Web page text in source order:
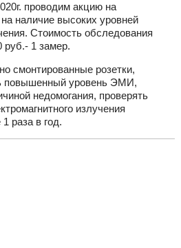
проводим акцию на
наличие высоких уровней
Стоимость обследования
1 замер.
смонтированные розетки,
повышенный уровень ЭМИ,
недомогания, проверять
излучения
раза в год.